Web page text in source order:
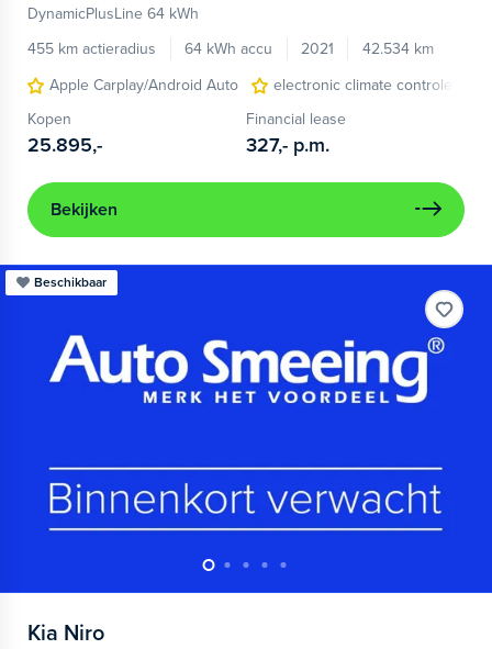
DynamicPlusLine 64 kWh
455 km actieradius
64 kWh accu 2021
42.534 km
Apple Carplay/Android Auto
electronic climate controle
Kopen
25.895,-
Financial lease
327,- p.m.
Bekijken
Beschikbaar
Kia Niro